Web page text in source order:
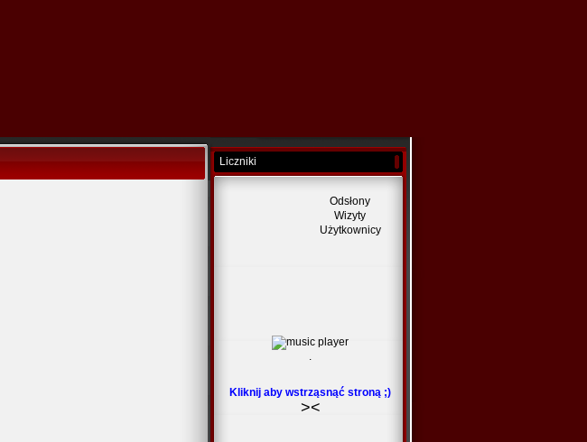
Liczniki
Odsłony
Wizyty
Użytkownicy
.
Kliknij aby wstrząsnąć stroną ;)
><